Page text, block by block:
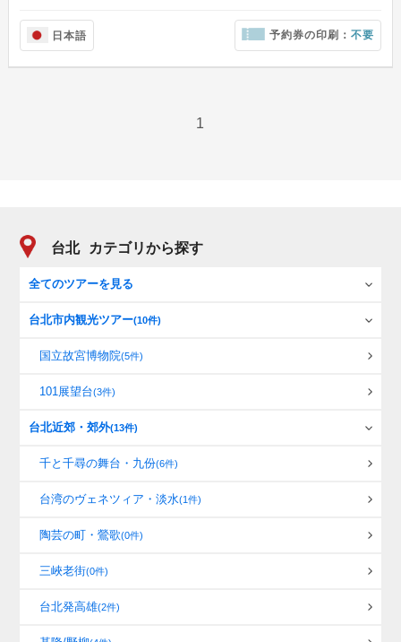
日本語 予約券の印刷：不要
1
台北 カテゴリから探す
全てのツアーを見る
台北市内観光ツアー(10件)
国立故宮博物院(5件)
101展望台(3件)
台北近郊・郊外(13件)
千と千尋の舞台・九份(6件)
台湾のヴェネツィア・淡水(1件)
陶芸の町・鶯歌(0件)
三峽老街(0件)
台北発高雄(2件)